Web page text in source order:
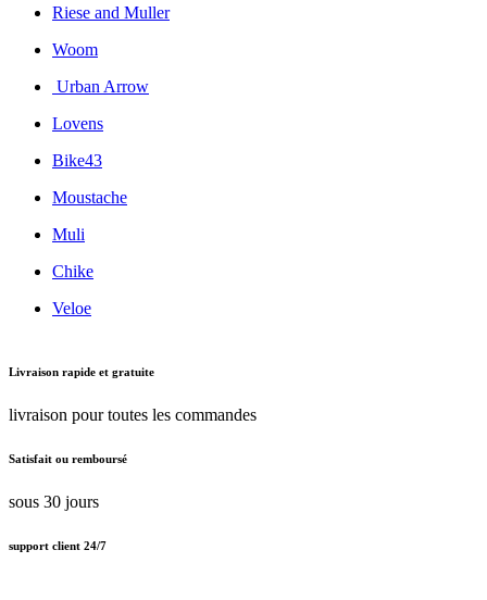
Riese and Muller
Woom
Urban Arrow
Lovens
Bike43
Moustache
Muli
Chike
Veloe
Livraison rapide et gratuite
livraison pour toutes les commandes
Satisfait ou remboursé
sous 30 jours
support client 24/7